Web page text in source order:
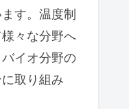
す。温度制
々な分野へ
イオ分野の
取り組み